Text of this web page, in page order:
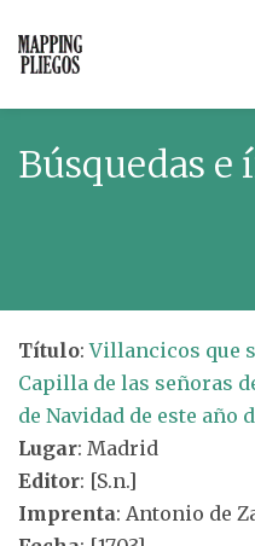
Búsquedas e
Título:Villancicos que
Capilla de las señoras
de Navidad de este año
Lugar: Madrid
Editor: [S.n.]
Imprenta: Antonio de